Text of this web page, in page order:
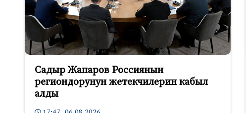
Садыр Жапаров Россиянын
региондорунун жетекчилерин кабыл
алды